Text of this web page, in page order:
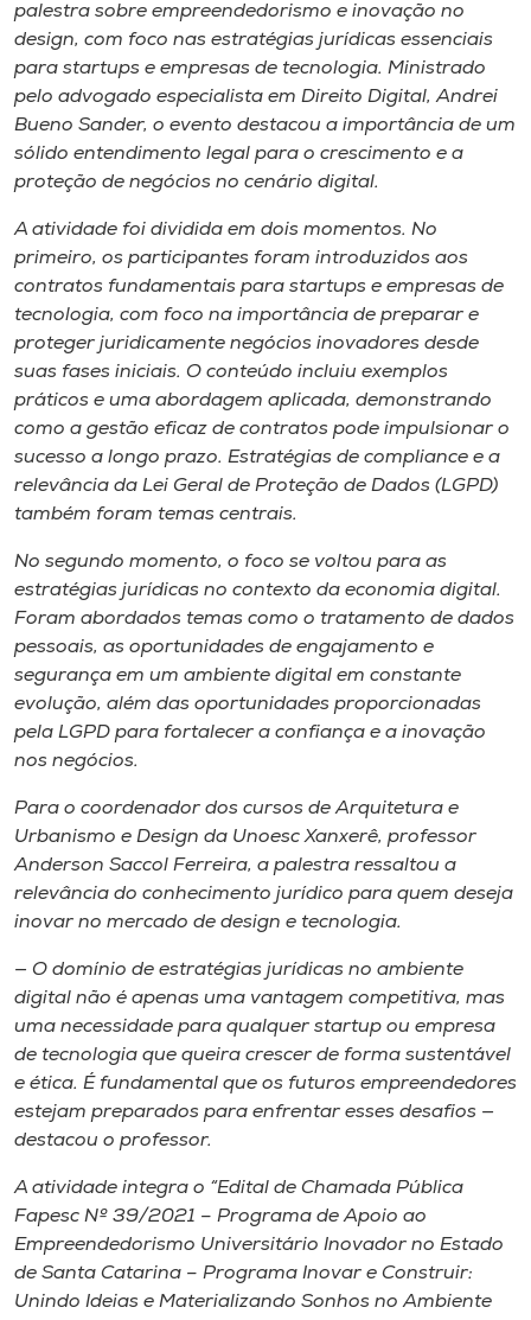
Rádio
Museu
Unoesc
Store
Selecione
o idioma
palestra sobre empreendedorismo e inovação no
design, com foco nas estratégias jurídicas essenciais
para startups e empresas de tecnologia. Ministrado
pelo advogado especialista em Direito Digital, Andrei
Bueno Sander, o evento destacou a importância de um
sólido entendimento legal para o crescimento e a
proteção de negócios no cenário digital.
A atividade foi dividida em dois momentos. No
primeiro, os participantes foram introduzidos aos
contratos fundamentais para startups e empresas de
tecnologia, com foco na importância de preparar e
proteger juridicamente negócios inovadores desde
suas fases iniciais. O conteúdo incluiu exemplos
práticos e uma abordagem aplicada, demonstrando
como a gestão eficaz de contratos pode impulsionar o
sucesso a longo prazo. Estratégias de compliance e a
relevância da Lei Geral de Proteção de Dados (LGPD)
também foram temas centrais.
No segundo momento, o foco se voltou para as
estratégias jurídicas no contexto da economia digital.
Foram abordados temas como o tratamento de dados
pessoais, as oportunidades de engajamento e
segurança em um ambiente digital em constante
evolução, além das oportunidades proporcionadas
pela LGPD para fortalecer a confiança e a inovação
nos negócios.
Para o coordenador dos cursos de Arquitetura e
Urbanismo e Design da Unoesc Xanxerê, professor
Anderson Saccol Ferreira, a palestra ressaltou a
relevância do conhecimento jurídico para quem deseja
inovar no mercado de design e tecnologia.
— O domínio de estratégias jurídicas no ambiente
digital não é apenas uma vantagem competitiva, mas
uma necessidade para qualquer startup ou empresa
de tecnologia que queira crescer de forma sustentável
e ética. É fundamental que os futuros empreendedores
estejam preparados para enfrentar esses desafios —
destacou o professor.
A atividade integra o “Edital de Chamada Pública
Fapesc Nº 39/2021 – Programa de Apoio ao
Empreendedorismo Universitário Inovador no Estado
de Santa Catarina – Programa Inovar e Construir:
Unindo Ideias e Materializando Sonhos no Ambiente